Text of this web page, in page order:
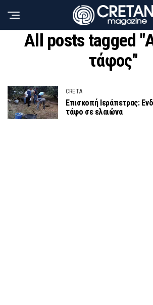
All posts tagged
τάφος"
CRETA
Επισκοπή Ιεράπετρας:
τάφο σε ελαιώνα